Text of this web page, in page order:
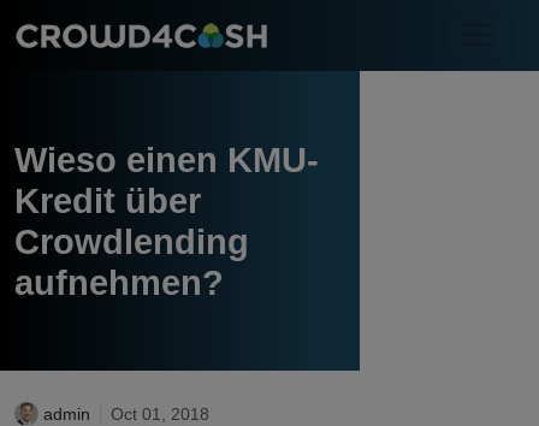
Wieso einen KMU-
Kredit über
Crowdlending
aufnehmen?
admin Oct 01, 2018